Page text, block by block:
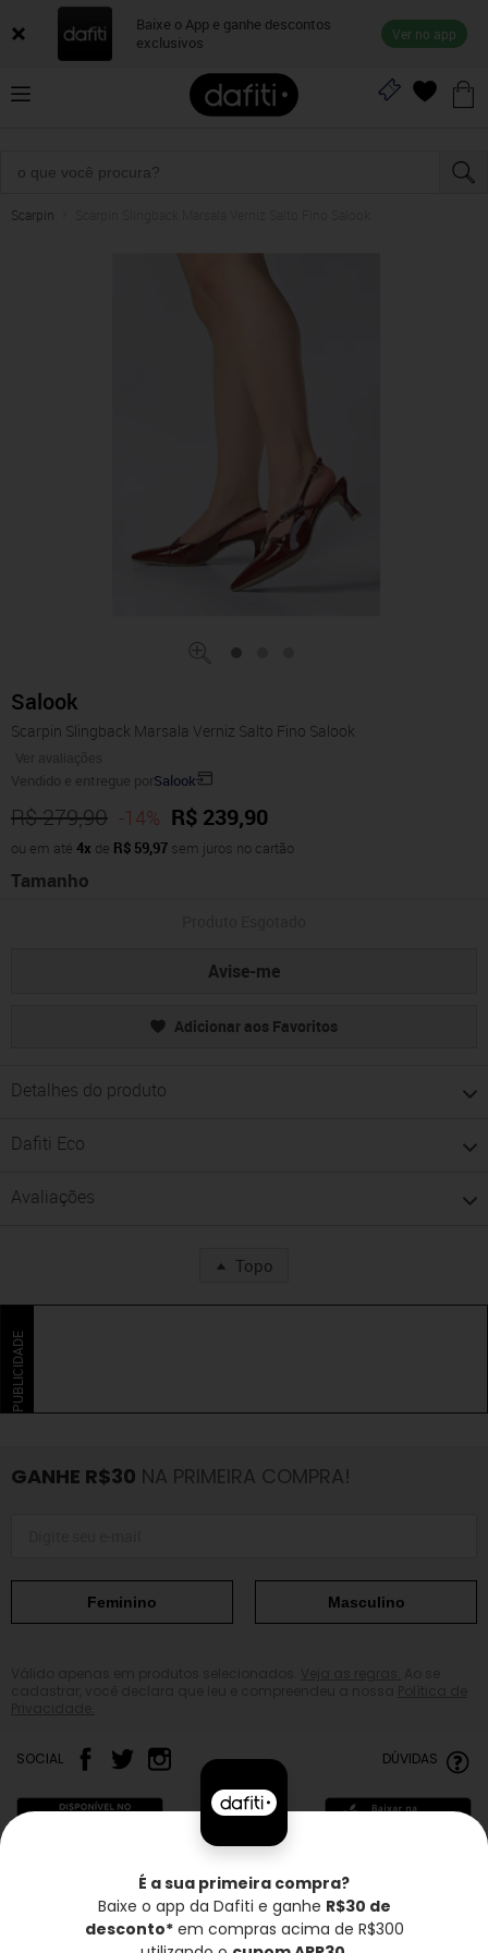
Baixe o App e ganhe descontos
exclusivos
Ver no app
Scarpin
Salook
Scarpin Slingback Marsala Verniz Salto Fino Salook
Ver avaliações
Vendido e entregue porSalook
R$ 279,90 -14% R$ 239,90
ou em até 4x de R$ 59,97 sem juros no cartão
Tamanho
Avise-me
Adicionar aos Favoritos
Detalhes do produto
Dafiti Eco
Avaliações
Topo
PUBLICIDADE
GANHE R$30 NA PRIMEIRA COMPRA!
Feminino Masculino
SOCIAL DÚVIDAS
Frete grátis* Troca grátis Entrega rápida
É a sua primeira compra?
Baixe o app da Dafiti e ganhe R$30 de
desconto*em compras acima de R$300